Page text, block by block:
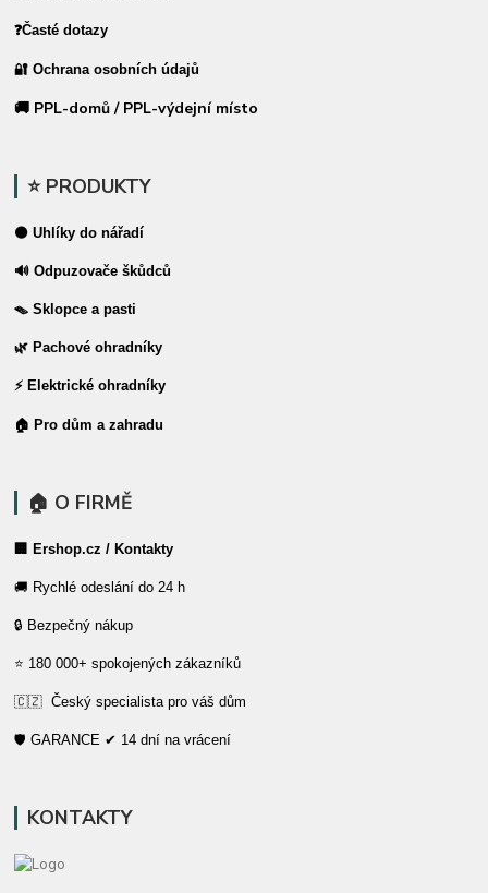
❓Časté dotazy
🔐 Ochrana osobních údajů
🚚 PPL-domů / PPL-výdejní místo
⭐ PRODUKTY
⚫ Uhlíky do nářadí
🔊 Odpuzovače škůdců
🪤 Sklopce a pasti
🌿 Pachové ohradníky
⚡ Elektrické ohradníky
🏠 Pro dům a zahradu
🏠 O FIRMĚ
🏢 Ershop.cz / Kontakty
🚚 Rychlé odeslání do 24 h
🔒 Bezpečný nákup
⭐ 180 000+ spokojených zákazníků
🇨🇿 Český specialista pro váš dům
🛡️ GARANCE ✔ 14 dní na vrácení
KONTAKTY